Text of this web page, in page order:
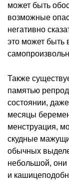
может быть
возможные
негативно
это может быть
Также
памятью
состоянии,
месяцы
менструация,
скудные
обычных
небольшой,
и